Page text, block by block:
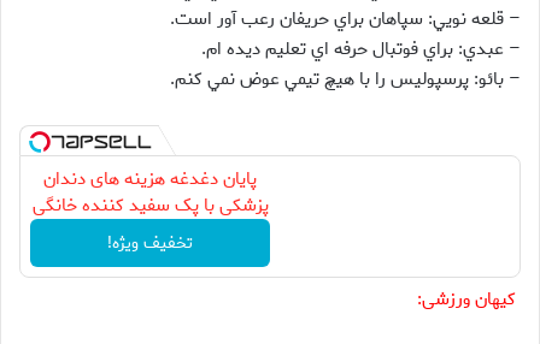
– قلعه نويي: سپاهان براي حريفان رعب آور است.
– عبدي: براي فوتبال حرفه اي تعليم ديده ام.
– بائو: پرسپوليس را با هيچ تيمي عوض نمي كنم.
پایان دغدغه هزینه های دندان
پزشکی با پک سفید کننده خانگی
تخفیف ویژه!
کیهان ورزشی: